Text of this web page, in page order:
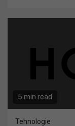
5 min read
Tehnologie